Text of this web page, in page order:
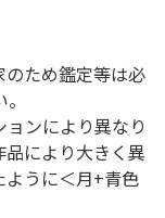
ため鑑定等は必
ンにより異なり
により大きく異
ように＜月+青色